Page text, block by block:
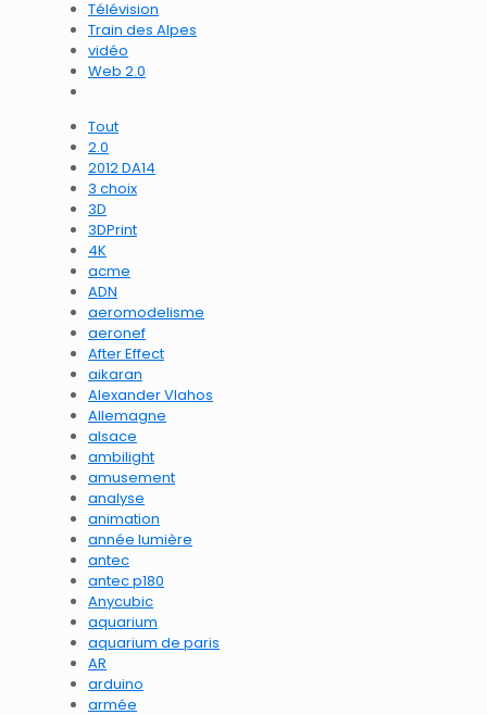
Télévision
Train des Alpes
vidéo
Web 2.0
Tout
2.0
2012 DA14
3 choix
3D
3DPrint
4K
acme
ADN
aeromodelisme
aeronef
After Effect
aikaran
Alexander Vlahos
Allemagne
alsace
ambilight
amusement
analyse
animation
année lumière
antec
antec p180
Anycubic
aquarium
aquarium de paris
AR
arduino
armée